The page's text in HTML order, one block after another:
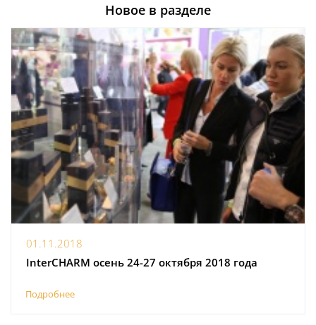
Новое в разделе
01.11.2018
InterCHARM осень 24-27 октября 2018 года
Подробнее